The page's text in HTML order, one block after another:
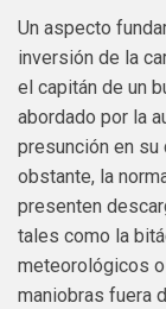
Un aspecto
inversión de la
el capitán de un
abordado por la
presunción en
obstante, la
presenten
tales como la
meteorológicos
maniobras fuera